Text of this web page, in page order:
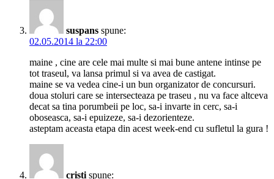
suspans spune:
02.05.2014 la 22:00
maine , cine are cele mai multe si mai bune antene intinse pe
tot traseul, va lansa primul si va avea de castigat.
maine se va vedea cine-i un bun organizator de concursuri.
doua stoluri care se intersecteaza pe traseu , nu va face altceva
decat sa tina porumbeii pe loc, sa-i invarte in cerc, sa-i
oboseasca, sa-i epuizeze, sa-i dezorienteze.
asteptam aceasta etapa din acest week-end cu sufletul la gura !
cristi spune: